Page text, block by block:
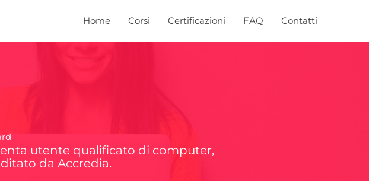
Home Corsi Certificazioni FAQ Contatti
utente qualificato di computer,
da Accredia.